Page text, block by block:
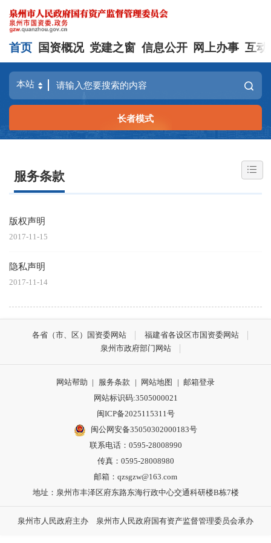
首页 国资概况 党建之窗 信息公开 网上办事 互动
长者模式
服务条款
版权声明
2017-11-15
隐私声明
2017-11-14
各省（市、区）国资委网站
福建省各设区市国资委网站
泉州市政府部门网站
网站帮助 | 服务条款 | 网站地图 | 邮箱登录
网站标识码:3505000021
闽ICP备2025115311号
闽公网安备35050302000183号
联系电话：0595-28008990
传真：0595-28008980
邮箱：qzsgzw@163.com
地址：泉州市丰泽区府东路东海行政中心交通科研楼B栋7楼
泉州市人民政府主办 泉州市人民政府国有资产监督管理委员会承办